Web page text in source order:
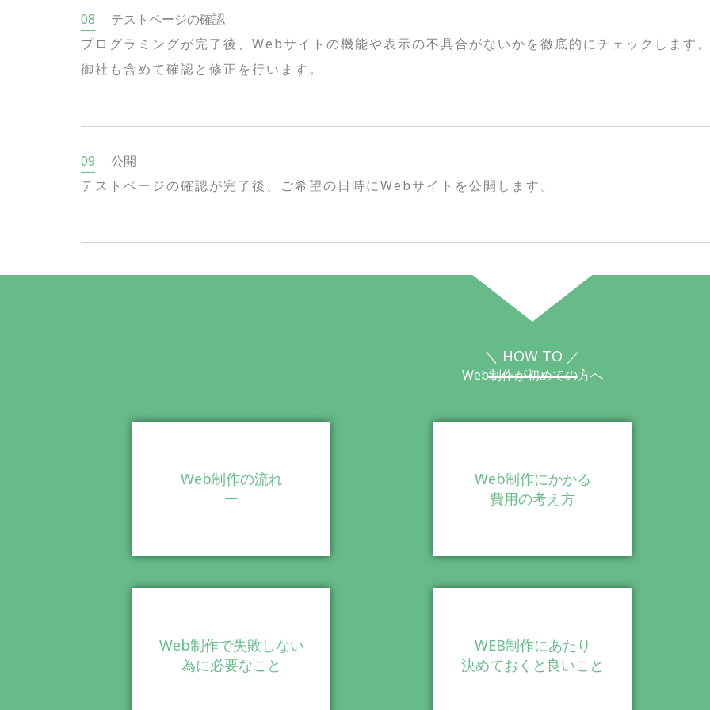
テストページの確認
プログラミングが完了後、Webサイトの機能や表示の不具合がないかを徹底的にチェックします
御社も含めて確認と修正を行います。
公開
テストページの確認が完了後、ご希望の日時にWebサイトを公開します。
＼ HOW TO ／
Web制作が初めての方へ
Web制作の流れ
ー
Web制作にかかる
費用の考え方
Web制作で失敗しない
為に必要なこと
WEB制作にあたり
決めておくと良いこと